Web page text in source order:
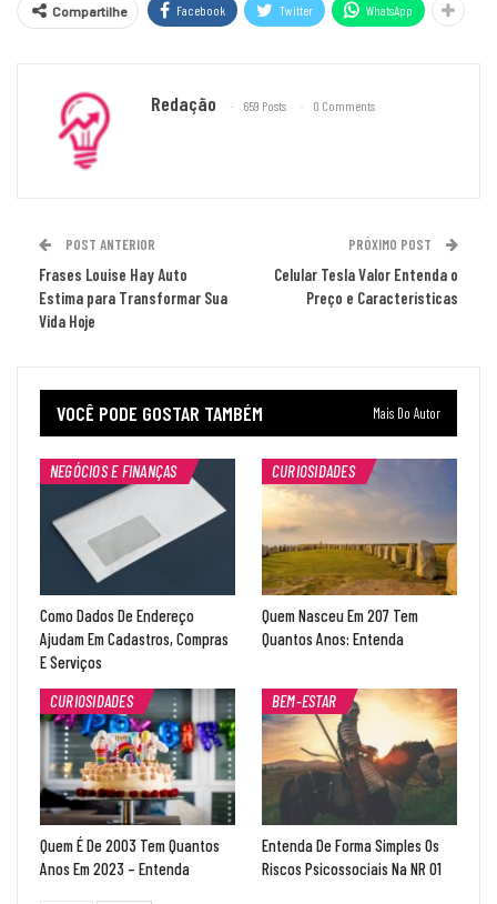
Compartilhe Facebook Twitter WhatsApp
Redação 659 Posts 0 Comments
POST ANTERIOR
Frases Louise Hay Auto
Estima para Transformar Sua
Vida Hoje
PRÓXIMO POST
Celular Tesla Valor Entenda o
Preço e Características
VOCÊ PODE GOSTAR TAMBÉM Mais Do Autor
NEGÓCIOS E FINANÇAS
Como Dados De Endereço
Ajudam Em Cadastros, Compras
E Serviços
CURIOSIDADES
Quem Nasceu Em 207 Tem
Quantos Anos: Entenda
CURIOSIDADES
Quem É De 2003 Tem Quantos
Anos Em 2023 – Entenda
BEM-ESTAR
Entenda De Forma Simples Os
Riscos Psicossociais Na NR 01